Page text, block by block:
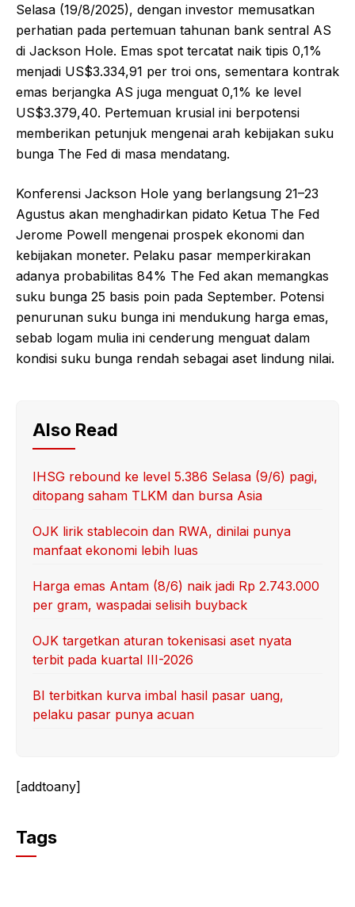
Selasa (19/8/2025), dengan investor memusatkan
perhatian pada pertemuan tahunan bank sentral AS
di Jackson Hole. Emas spot tercatat naik tipis 0,1%
menjadi US$3.334,91 per troi ons, sementara kontrak
emas berjangka AS juga menguat 0,1% ke level
US$3.379,40. Pertemuan krusial ini berpotensi
memberikan petunjuk mengenai arah kebijakan suku
bunga The Fed di masa mendatang.
Konferensi Jackson Hole yang berlangsung 21–23
Agustus akan menghadirkan pidato Ketua The Fed
Jerome Powell mengenai prospek ekonomi dan
kebijakan moneter. Pelaku pasar memperkirakan
adanya probabilitas 84% The Fed akan memangkas
suku bunga 25 basis poin pada September. Potensi
penurunan suku bunga ini mendukung harga emas,
sebab logam mulia ini cenderung menguat dalam
kondisi suku bunga rendah sebagai aset lindung nilai.
Also Read
IHSG rebound ke level 5.386 Selasa (9/6) pagi,
ditopang saham TLKM dan bursa Asia
OJK lirik stablecoin dan RWA, dinilai punya
manfaat ekonomi lebih luas
Harga emas Antam (8/6) naik jadi Rp 2.743.000
per gram, waspadai selisih buyback
OJK targetkan aturan tokenisasi aset nyata
terbit pada kuartal III-2026
BI terbitkan kurva imbal hasil pasar uang,
pelaku pasar punya acuan
[addtoany]
Tags